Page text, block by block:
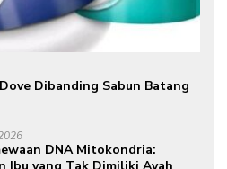
Dibanding Sabun Batang
DNA Mitokondria: